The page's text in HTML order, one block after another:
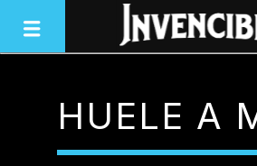
INVENCIBLE
JUNTOS SOMOS
HUELE A